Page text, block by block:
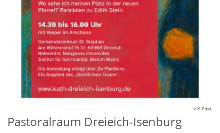
© K. Rose
Pastoralraum Dreieich-Isenburg